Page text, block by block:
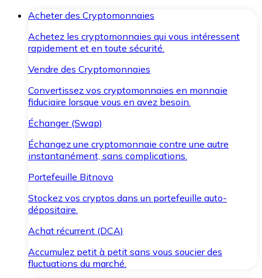
Acheter des Cryptomonnaies
Achetez les cryptomonnaies qui vous intéressent
rapidement et en toute sécurité.
Vendre des Cryptomonnaies
Convertissez vos cryptomonnaies en monnaie
fiduciaire lorsque vous en avez besoin.
Échanger (Swap)
Échangez une cryptomonnaie contre une autre
instantanément, sans complications.
Portefeuille Bitnovo
Stockez vos cryptos dans un portefeuille auto-
dépositaire.
Achat récurrent (DCA)
Accumulez petit à petit sans vous soucier des
fluctuations du marché.